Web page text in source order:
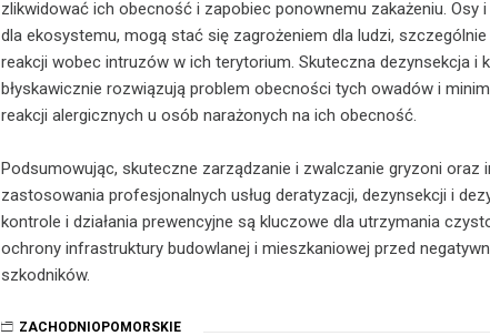
zlikwidować ich obecność i zapobiec ponownemu zakażeniu. Osy
dla ekosystemu, mogą stać się zagrożeniem dla ludzi,
reakcji wobec intruzów w ich terytorium. Skuteczna dezynsekcja i
błyskawicznie rozwiązują problem obecności tych owadów i
reakcji alergicznych u osób narażonych na ich obecność.
Podsumowując, skuteczne zarządzanie i zwalczanie gryzoni oraz
zastosowania profesjonalnych usług deratyzacji, dezynsekcji i
kontrole i działania prewencyjne są kluczowe dla utrzymania
ochrony infrastruktury budowlanej i mieszkaniowej przed
szkodników.
ZACHODNIOPOMORSKIE